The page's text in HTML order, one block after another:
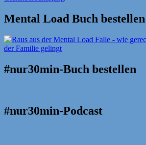
Mental Load Buch bestellen
#nur30min-Buch bestellen
#nur30min-Podcast